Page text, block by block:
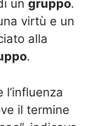
un gruppo.
virtù e un
alla
.
l’influenza
il termine